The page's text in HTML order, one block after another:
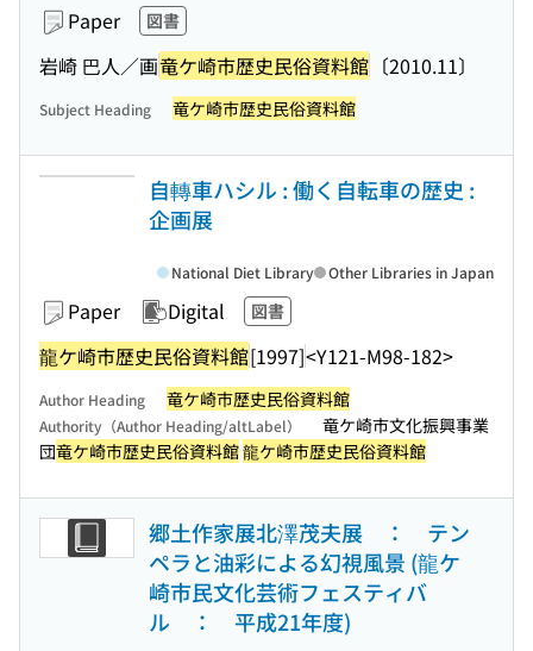
Paper 図書
岩崎 巴人／画竜ケ崎市歴史民俗資料館 〔2010.11〕
Subject Heading 竜ケ崎市歴史民俗資料館
自轉車ハシル : 働く自転車の歴史 :
企画展
Paper Digital 図書
龍ケ崎市歴史民俗資料館[1997]<Y121-M98-182>
National Diet Library Other Libraries in Japan
Author Heading 竜ケ崎市歴史民俗資料館
Authority（Author Heading/altLabel）
竜ケ崎市文化振興事業
団竜ケ崎市歴史民俗資料館龍ケ崎市歴史民俗資料館
郷土作家展北澤茂夫展 ： テン
ペラと油彩による幻視風景 (龍ケ
崎市民文化芸術フェスティバ
ル ： 平成21年度)